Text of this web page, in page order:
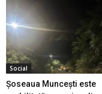
Social
Șoseaua Muncești este